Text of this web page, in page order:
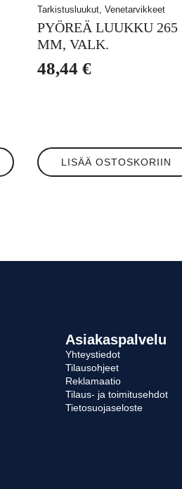
Tarkistusluukut, Venetarvikkeet
PYÖREÄ LUUKKU 265
MM, VALK.
48,44€
LISÄÄ OSTOSKORIIN
Asiakaspalvelu
Yhteystiedot
Tilausohjeet
Reklamaatio
Tilaus- ja toimitusehdot
Tietosuojaseloste